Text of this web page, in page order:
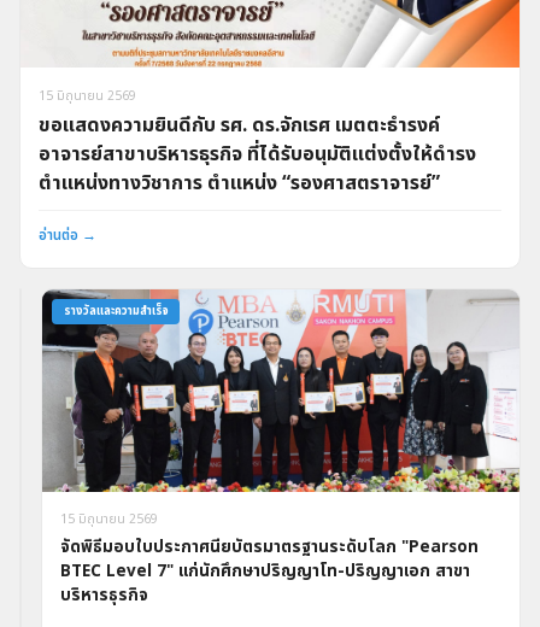
15 มิถุนายน 2569
ขอแสดงความยินดีกับ รศ. ดร.จักเรศ เมตตะธำรงค์
อาจารย์สาขาบริหารธุรกิจ ที่ได้รับอนุมัติแต่งตั้งให้ดำรง
ตำแหน่งทางวิชาการ ตำแหน่ง “รองศาสตราจารย์”
อ่านต่อ →
กิจกรรม
มิถุนายน
2569
คณาจารย์
รางวัลและความสำเร็จ
15 มิถุนายน 2569
จัดพิธีมอบใบประกาศนียบัตรมาตรฐานระดับโลก "Pearson
BTEC Level 7" แก่นักศึกษาปริญญาโท-ปริญญาเอก สาขา
บริหารธุรกิจ